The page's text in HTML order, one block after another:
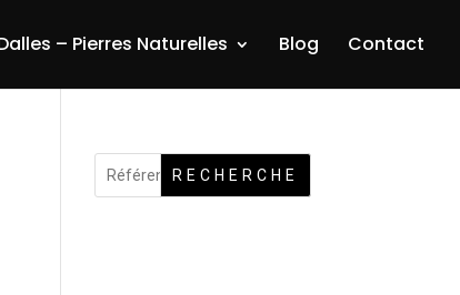
– Pierres Naturelles Blog Contact
RECHERCHE